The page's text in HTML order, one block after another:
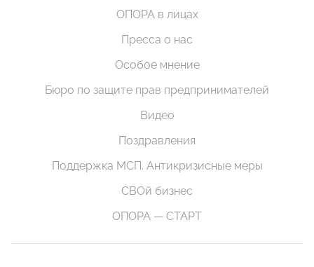
ОПОРА в лицах
Пресса о нас
Особое мнение
Бюро по защите прав предпринимателей
Видео
Поздравления
Поддержка МСП. Антикризисные меры
СВОй бизнес
ОПОРА — СТАРТ